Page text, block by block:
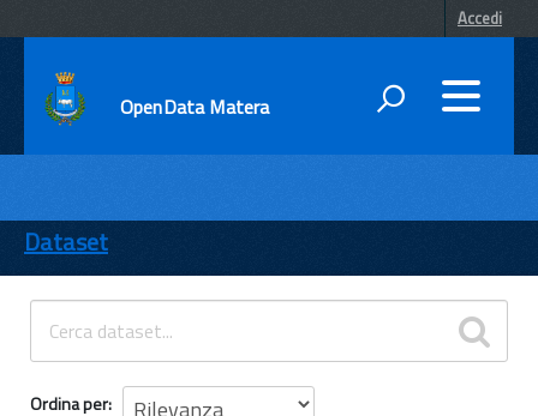
Accedi
OpenData Matera
ENTI
TEMI
INFORMAZIONI
Dataset
Ordina per